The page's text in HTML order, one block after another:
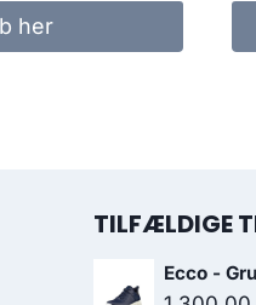
her
TILFÆLDIGE
Ecco -